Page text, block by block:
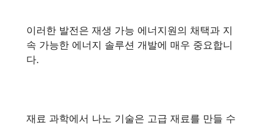
이러한 발전은 재생 가능 에너지원의 채택과 지
속 가능한 에너지 솔루션 개발에 매우 ​​중요합니
다.
재료 과학에서 나노 기술은 고급 재료를 만들 수